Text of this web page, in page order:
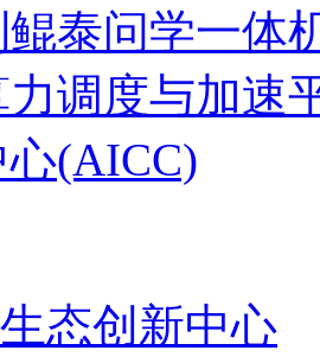
泰问学一体
调度与加速
(AICC)
态创新中心